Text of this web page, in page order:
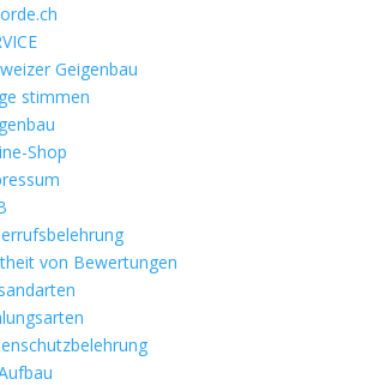
Geigenbau
stimmen
Shop
von Bewertungen